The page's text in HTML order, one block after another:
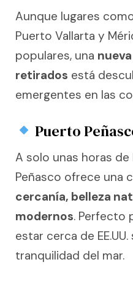
Aunque lugares
Puerto Vallarta y
populares, una
retirados está
emergentes en las
Puerto
A solo unas horas de
Peñasco ofrece una
cercanía, belleza
modernos. Perfecto
estar cerca de
tranquilidad del mar.